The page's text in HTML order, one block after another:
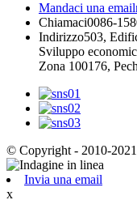
Mandaci una email
Chiamaci0086-
Indirizzo503,
Sviluppo
Zona 100176,
© Copyright - 2010-
Invia una email
x